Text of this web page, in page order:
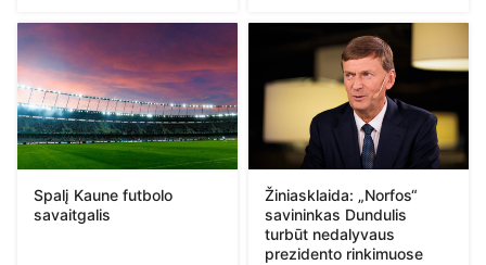
Spalį Kaune futbolo
savaitgalis
Žiniasklaida: „Norfos“
savininkas Dundulis
turbūt nedalyvaus
prezidento rinkimuose